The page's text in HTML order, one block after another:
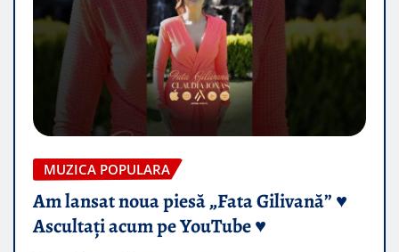
MUZICA POPULARA
Am lansat noua piesă „Fata Gilivană” ♥️
Ascultați acum pe YouTube ♥️